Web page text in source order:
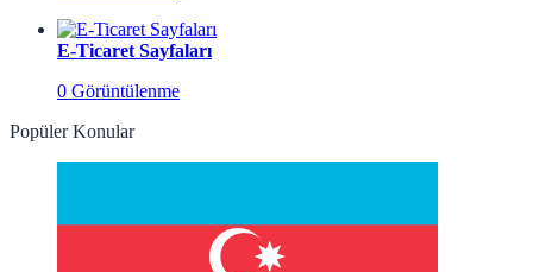
E-Ticaret Sayfaları
0 Görüntülenme
Popüler Konular